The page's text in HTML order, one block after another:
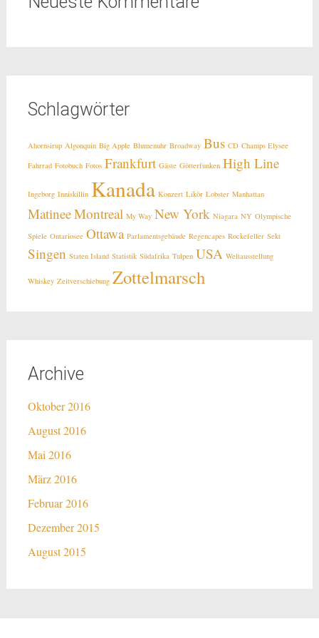
Schlagwörter
Ahornsirup Algonquin Big Apple Blumenuhr Broadway Bus CD Champs Elysee
Fahrrad Fotobuch Fotos Frankfurt Gäste Götterfunken High Line
Ingeborg Inniskillin Kanada Konzert Likör Lobster Manhattan
MatineeMontreal My Way New York Niagara NY Olympische
Spiele Ontariosee Ottawa Parlamentsgebäude Regencapes Rockefeller Sekt
Singen Staten Island Statistik Südafrika Tulpen USA Weltausstellung
Whiskey Zeitverschiebung Zottelmarsch
Archive
Oktober 2016
August 2016
Mai 2016
März 2016
Februar 2016
Dezember 2015
August 2015